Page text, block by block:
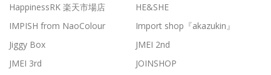
HappinessRK 楽天市場店
HE&SHE
IMPISH from NaoColour
Import shop『akazukin』
Jiggy Box
JMEI 2nd
JMEI 3rd
JOINSHOP